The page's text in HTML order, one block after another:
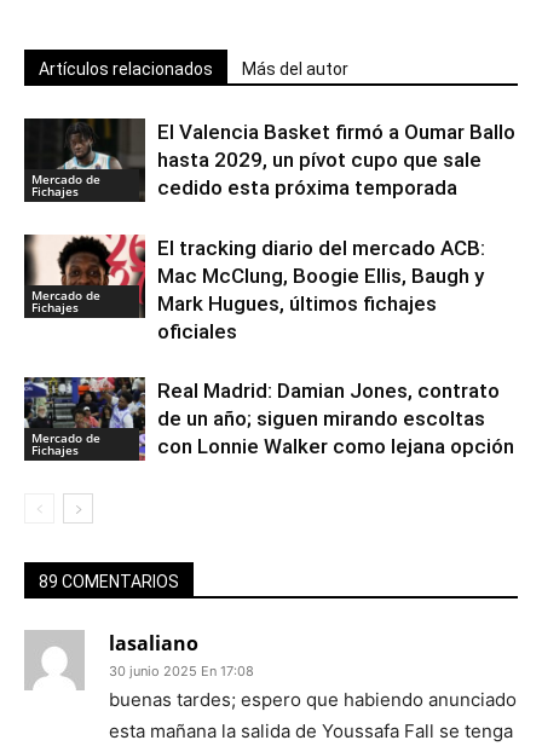
Artículos relacionados Más del autor
Mercado de
Fichajes
El Valencia Basket firmó a Oumar Ballo
hasta 2029, un pívot cupo que sale
cedido esta próxima temporada
Mercado de
Fichajes
El tracking diario del mercado ACB:
Mac McClung, Boogie Ellis, Baugh y
Mark Hugues, últimos fichajes
oficiales
Mercado de
Fichajes
Real Madrid: Damian Jones, contrato
de un año; siguen mirando escoltas
con Lonnie Walker como lejana opción
89 COMENTARIOS
lasaliano
30 junio 2025 En 17:08
buenas tardes; espero que habiendo anunciado
esta mañana la salida de Youssafa Fall se tenga